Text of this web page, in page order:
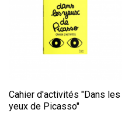
Cahier d'activités "Dans les
yeux de Picasso"